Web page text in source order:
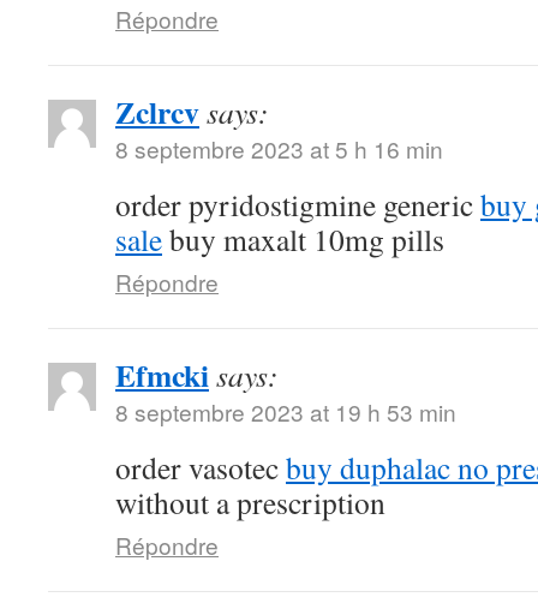
Répondre
Zclrcvsays:
8 septembre 2023 at 5 h 16 min
order pyridostigmine genericbuy
salebuy maxalt 10mg pills
Répondre
Efmckisays:
8 septembre 2023 at 19 h 53 min
order vasotecbuy duphalac no
without a prescription
Répondre